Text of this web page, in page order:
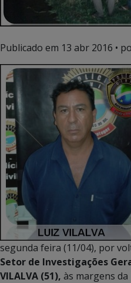
Publicado em 13 abr 2016 •
segunda feira (11/04), por
Setor de Investigações
VILALVA (51), às margens da